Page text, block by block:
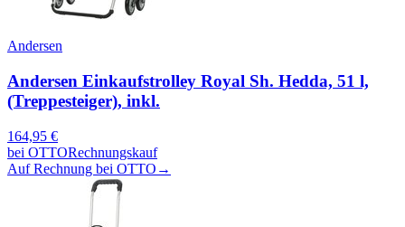
Andersen
Andersen Einkaufstrolley Royal Sh. Hedda, 51 l,
(Treppesteiger), inkl.
164,95 €
bei OTTORechnungskauf
Auf Rechnung bei OTTO →